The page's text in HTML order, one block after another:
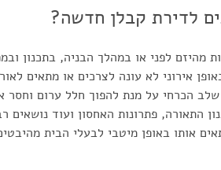
לדירת קבלן חדשה?
מהיזם לפני או במהלך הבניה, בתכנון
אירוני לא עונה לצרכים או מתאים
הכרחי על מנת להפוך חלל ערום וחסר
התאורה, פתרונות האחסון ועוד
אותו באופן מיטבי לבעלי הבית